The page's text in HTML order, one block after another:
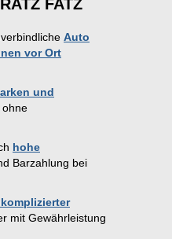
FATZ
Auto
vor Ort
und
ohne
hohe
Barzahlung bei
mit Gewährleistung